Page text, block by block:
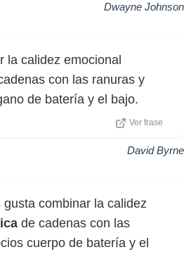
Dwayne Johnson
la calidez emocional
con las ranuras y
de batería y el bajo.
Ver frase
David Byrne
combinar la calidez
de cadenas con las
cuerpo de batería y el